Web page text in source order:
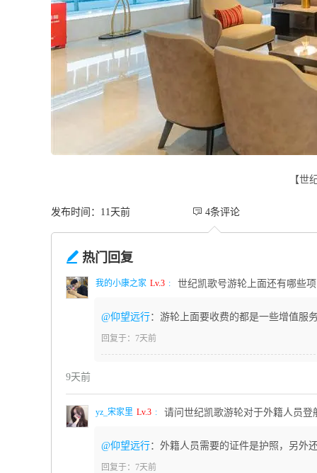
【世
发布时间：11天前  4条评论
 热门回复
我的小康之家 Lv.3 : 世纪凯歌号游轮上面还有哪些
@仰望远行：游轮上面要收费的都是一些增值服
回复于：7天前
9天前
yz_宋家里 Lv.3 : 请问世纪凯歌游轮对于外籍人员登
@仰望远行：外籍人员需要的证件是护照，另外
回复于：7天前